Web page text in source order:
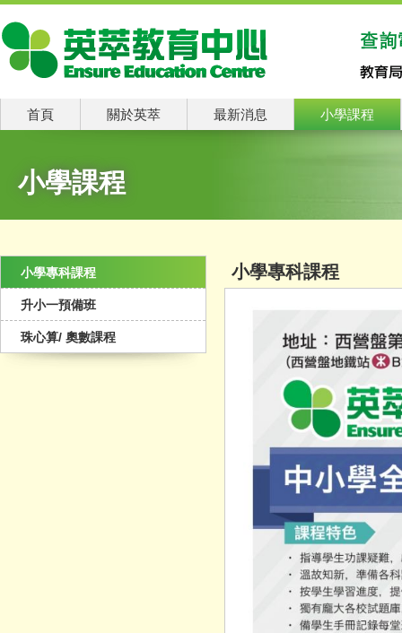
首頁 關於英萃 最新消息 小學課程
小學課程
小學專科課程
升小一預備班
珠心算/ 奧數課程
小學專科課程